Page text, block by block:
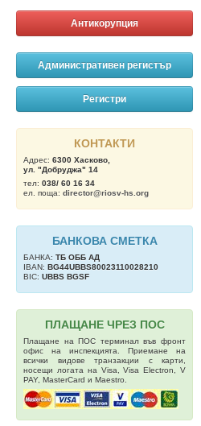
Антикорупция
Административен регистър
Регистри
КОНТАКТИ
Адрес: 6300 Хасково,
ул. "Добруджа" 14
тел: 038/ 60 16 34
ел. поща: director@riosv-hs.org
БАНКОВА СМЕТКА
БАНКА: ТБ OББ АД
IBAN: BG44UBBS80023110028210
BIC: UBBS BGSF
ПЛАЩАНЕ ЧРЕЗ ПОС
Плащане на ПОС терминал във фронт
офис на инспекцията. Приемане на
всички видове транзакции с карти,
носещи логата на Visa, Visa Electron, V
PAY, MasterCard и Maestro.